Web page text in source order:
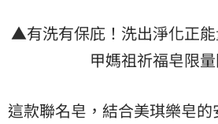
▲有洗有保庇！洗出淨化正
甲媽祖祈福皂限量
這款聯名皂，結合美琪樂皂